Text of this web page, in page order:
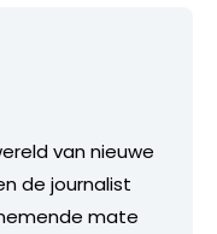
van nieuwe
de journalist
mate